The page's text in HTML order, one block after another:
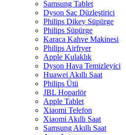
Samsung Tablet
Dyson Saç Düzleştirici
Philips Dikey Süpürge
Philips Süpürge
Karaca Kahve Makinesi
Philips Airfryer
Apple Kulaklık
Dyson Hava Temizleyici
Huawei Akıllı Saat
Philips Ütü
JBL Hoparlör
Apple Tablet
Xiaomi Telefon
Xiaomi Akıllı Saat
Samsung Akıllı Saat